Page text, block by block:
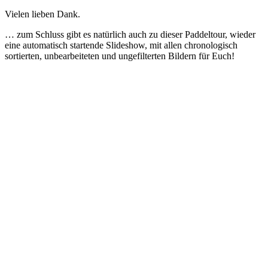
Vielen lieben Dank.
… zum Schluss gibt es natürlich auch zu dieser Paddeltour, wieder
eine automatisch startende Slideshow, mit allen chronologisch
sortierten, unbearbeiteten und ungefilterten Bildern für Euch!